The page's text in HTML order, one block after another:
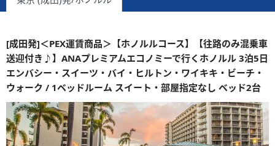
[成田発]＜PEX運賃商品＞【ホノルルコース】【往路のみ混乗車
送迎付き♪】ANAプレミアムエコノミーで行くホノルル 3泊5日
エンバシー・スイーツ・バイ・ヒルトン・ワイキキ・ビーチ・
ウォーク / 1ベッドルーム スイート・部屋指定なし ベッド2台